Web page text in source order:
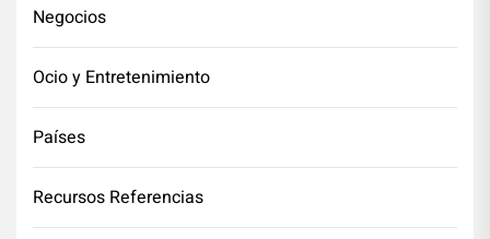
Negocios
Ocio y Entretenimiento
Países
Recursos Referencias